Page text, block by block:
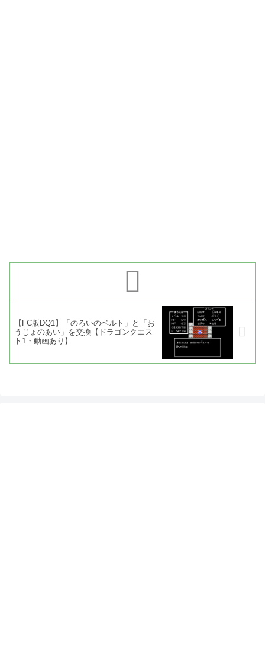
【FC版DQ1】「のろいのベルト」と「お
うじょのあい」を交換【ドラゴンクエス
ト1・動画あり】